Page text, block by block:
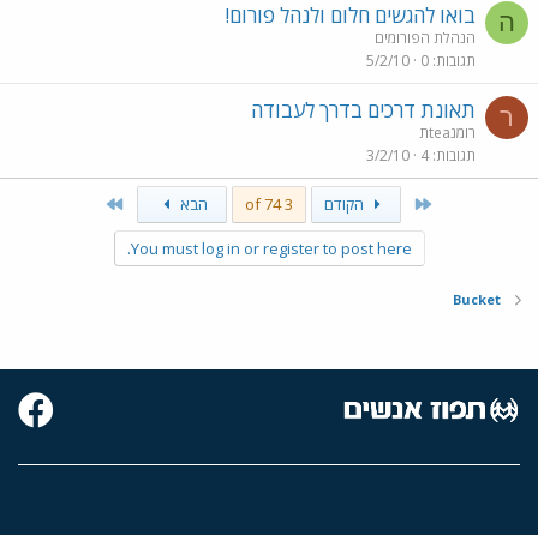
ה בואו להגשים חלום ולנהל פורום!
הנהלת הפורומים
תגובות 0
5/2/10
ר תאונת דרכים בדרך לעבודה
רומנteaת
תגובות 4
3/2/10
הקודם 3 of 74 הבא
You must log in or register to post here.
Bucket